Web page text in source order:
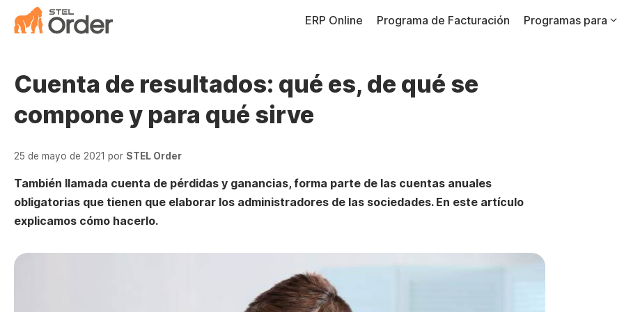
ERP Online Programa de Facturación Programas para
Cuenta de resultados: qué es, de qué se
compone y para qué sirve
25 de mayo de 2021 por STEL Order
También llamada cuenta de pérdidas y ganancias, forma parte de las cuentas anuales
obligatorias que tienen que elaborar los administradores de las sociedades. En este artículo
explicamos cómo hacerlo.